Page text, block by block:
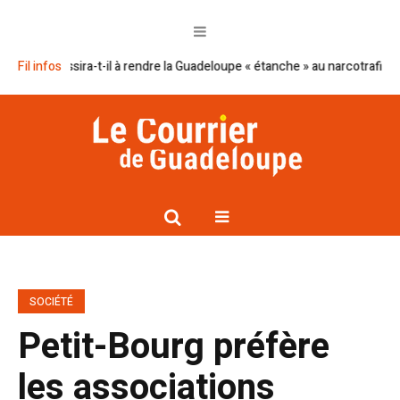
Fil infost-il à rendre la Guadeloupe « étanche » au narcotrafic ? Cap
SOCIÉTÉ
Petit-Bourg préfère
les associations